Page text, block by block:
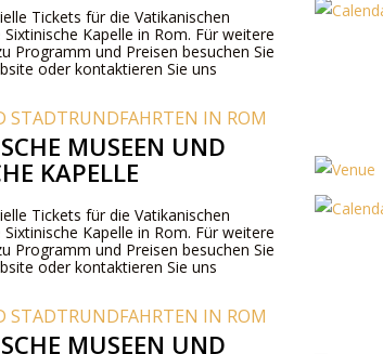
Tickets für die Vatikanischen
Kapelle in Rom. Für weitere
Programm und Preisen besuchen Sie
oder kontaktieren Sie uns
STADTRUNDFAHRTEN IN ROM
MUSEEN UND
KAPELLE
Tickets für die Vatikanischen
Kapelle in Rom. Für weitere
Programm und Preisen besuchen Sie
oder kontaktieren Sie uns
STADTRUNDFAHRTEN IN ROM
MUSEEN UND